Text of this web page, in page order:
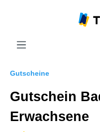
Gutscheine
Gutschein
Erwachsene